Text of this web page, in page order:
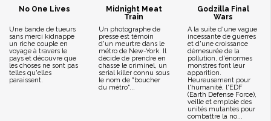
No One Lives
Une bande de tueurs
sans merci kidnappe
un riche couple en
voyage à travers le
pays et découvre que
les choses ne sont pas
telles qu'elles
paraissent.
Midnight Meat
Train
Un photographe de
presse est témoin
d'un meurtre dans le
métro de New-York. Il
décide de prendre en
chasse le criminel, un
serial killer connu sous
le nom de "boucher
du métro"...
Godzilla Final
Wars
A la suite d'une vague
incessante de guerres
et d'une croissance
démesurée de la
pollution, d'énormes
monstres font leur
apparition.
Heureusement pour
l'humanité, l'EDF
(Earth Defense Force),
veille et emploie des
unités mutantes pour
combattre la no...